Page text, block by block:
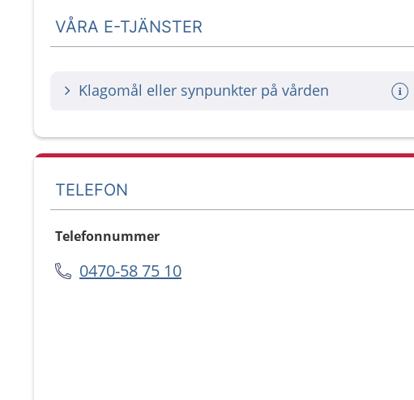
VÅRA E-TJÄNSTER
Klagomål eller synpunkter på vården
TELEFON
Telefonnummer
0470-58 75 10